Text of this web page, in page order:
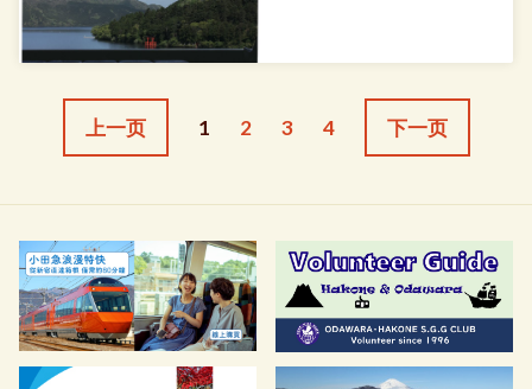
上一页 1 2 3 4 下一页